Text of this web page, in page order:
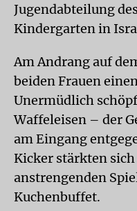
Jugendabteilung
Kindergarten in
Am Andrang auf
beiden Frauen
Unermüdlich
Waffeleisen – der
am Eingang
Kicker stärkten sich
anstrengenden
Kuchenbuffet.